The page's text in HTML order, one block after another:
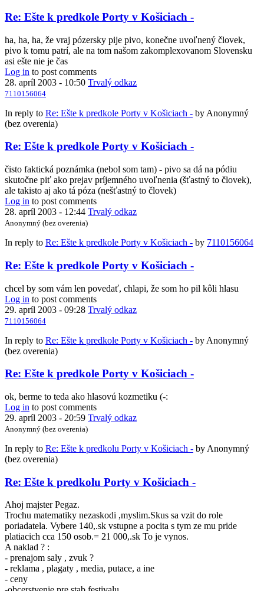
Re: Ešte k predkole Porty v Košiciach -
ha, ha, ha, že vraj pózersky pije pivo, konečne uvoľnený človek,
pivo k tomu patrí, ale na tom našom zakomplexovanom Slovensku
asi ešte nie je čas
Log in to post comments
28. apríl 2003 - 10:50 Trvalý odkaz
7110156064
In reply to Re: Ešte k predkole Porty v Košiciach - by Anonymný
(bez overenia)
Re: Ešte k predkole Porty v Košiciach -
čisto faktická poznámka (nebol som tam) - pivo sa dá na pódiu
skutočne piť ako prejav príjemného uvoľnenia (šťastný to človek),
ale takisto aj ako tá póza (nešťastný to človek)
Log in to post comments
28. apríl 2003 - 12:44 Trvalý odkaz
Anonymný (bez overenia)
In reply to Re: Ešte k predkole Porty v Košiciach - by 7110156064
Re: Ešte k predkole Porty v Košiciach -
chcel by som vám len povedať, chlapi, že som ho pil kôli hlasu
Log in to post comments
29. apríl 2003 - 09:28 Trvalý odkaz
7110156064
In reply to Re: Ešte k predkole Porty v Košiciach - by Anonymný
(bez overenia)
Re: Ešte k predkole Porty v Košiciach -
ok, berme to teda ako hlasovú kozmetiku (-:
Log in to post comments
29. apríl 2003 - 20:59 Trvalý odkaz
Anonymný (bez overenia)
In reply to Re: Ešte k predkolu Porty v Košiciach - by Anonymný
(bez overenia)
Re: Ešte k predkolu Porty v Košiciach -
Ahoj majster Pegaz.
Trochu matematiky nezaskodi ,myslim.Skus sa vzit do role
poriadatela. Vybere 140,.sk vstupne a pocita s tym ze mu pride
platiacich cca 150 osob.= 21 000,.sk To je vynos.
A naklad ? :
- prenajom saly , zvuk ?
- reklama , plagaty , media, putace, a ine
- ceny